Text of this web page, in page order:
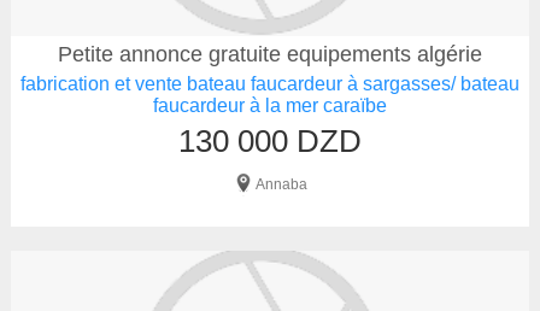
Petite annonce gratuite equipements algérie
fabrication et vente bateau faucardeur à sargasses/ bateau
faucardeur à la mer caraïbe
130 000 DZD
Annaba